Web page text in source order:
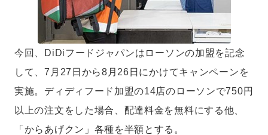
今回、DiDiフードジャパンはローソンの加盟を記念
して、7月27日から8月26日にかけてキャンペーンを
実施。ディディフード加盟の14店のローソンで750円
以上の注文をした場合、配達料金を無料にする他、
「からあげクン」各種を半額とする。